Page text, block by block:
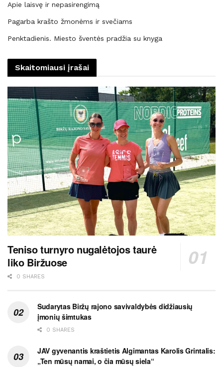
Apie laisvę ir nepasirengimą
Pagarba krašto žmonėms ir svečiams
Penktadienis. Miesto šventės pradžia su knyga
Skaitomiausi įrašai
Teniso turnyro nugalėtojos taurė
liko Biržuose
0 SHARES
Sudarytas Biržų rajono savivaldybės didžiausių
įmonių šimtukas
0 SHARES
JAV gyvenantis kraštietis Algimantas Karolis Grintalis:
„Ten mūsų namai, o čia mūsų siela“